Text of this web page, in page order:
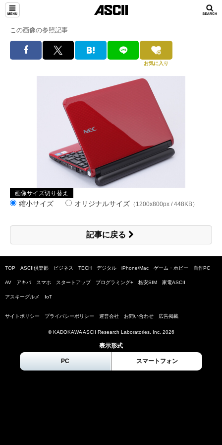
この画像の参照記事
お気に入り
画像サイズ切り替え
縮小サイズ オリジナルサイズ （1200x800px / 448KB）
記事に戻る
TOP ASCII倶楽部 ビジネス TECH デジタル iPhone/Mac ゲーム・ホビー 自作PC
AV アキバ スマホ スタートアップ プログラミング+ 格安SIM 家電ASCII
アスキーグルメ IoT
サイトポリシー プライバシーポリシー 運営会社 お問い合わせ 広告掲載
© KADOKAWA ASCII Research Laboratories, Inc. 2026
表示形式
PC スマートフォン